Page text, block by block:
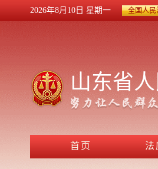
2026年8月10日 星期一 全国人民
山东省
首页 法